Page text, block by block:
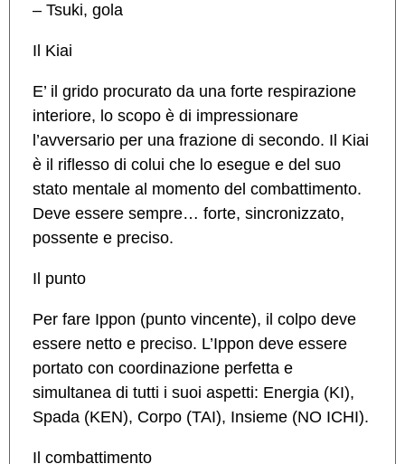
– Tsuki, gola
Il Kiai
E’ il grido procurato da una forte respirazione
interiore, lo scopo è di impressionare
l’avversario per una frazione di secondo. Il Kiai
è il riflesso di colui che lo esegue e del suo
stato mentale al momento del combattimento.
Deve essere sempre… forte, sincronizzato,
possente e preciso.
Il punto
Per fare Ippon (punto vincente), il colpo deve
essere netto e preciso. L’Ippon deve essere
portato con coordinazione perfetta e
simultanea di tutti i suoi aspetti: Energia (KI),
Spada (KEN), Corpo (TAI), Insieme (NO ICHI).
Il combattimento